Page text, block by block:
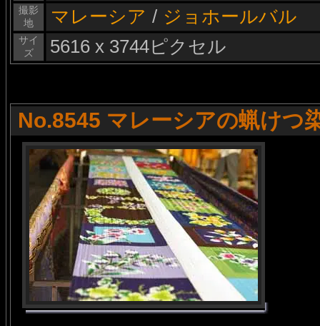
撮影
地
マレーシア / ジョホールバル
サイ
ズ
5616 x 3744ピクセル
No.8545 マレーシアの蝋けつ